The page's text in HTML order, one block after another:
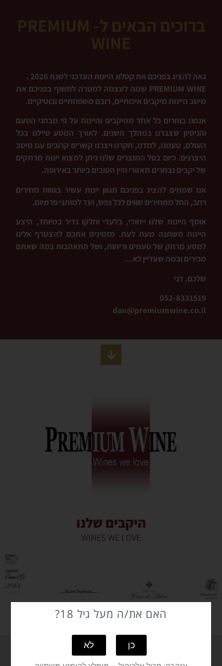
בְּאֲתָר
בִּקְלִיק
הַמְּסַיַּעַת
הָאֲתָר.
ברוכים הבאים ל- PREMIUM
WINE
גאה להציג בפניכם את קטלוג היינות העדכני לשנת 2026 .
PREMIUMWINE
שמה לעצמה למטרה לחשוף בפניכם את
מיטב היינות מיקביםאיכותיים, רובם משפחתיים ובוטיקיים.
אנחנו בוחרים כל אחד מהיקבים והיינות על פי מבחני הטעם
והניסיון שצברנו במהלך השנים. לאורך המסע טיילנו בכל
העולם, טעמנו, למדנו, חקרנו ויצרנו קשרים קרובים עם מיטב
היצרנים. כיום בסל המוצרים שלנו ניתן למצוא יינות מרתקים
של יקבים נבחרים מאזורי היין הטובים ביותר באירופה.
אנו שמחים להציג בפניכם מגוון יינות עשיר בטווח מחירים
רחב, החל ממחירים שווים לכל נפש, ועד למותגי פרמיום.
אוסף היינות שלנו ייחודי, בלעדי וחלקו נדיר במיוחד, היצע
היינות משתנה מעת לעת. מזמינים אתכם להצטרף אלינו
למסע מרתק של טעמים וריחות, ושל התאהבות במה שאתם
מכירים ובמה שעדיין לא…
שלכם, דני
052-8331519
dan@premiumwine.co.il
היקבים שלנו
WINES WE LOVE
האם את/ה מעל גיל 18?
כן לא